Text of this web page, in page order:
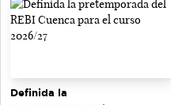
Definida la